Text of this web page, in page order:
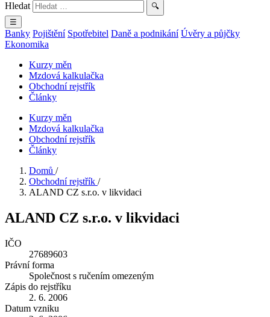
Hledat
🔍
☰
Banky Pojištění Spotřebitel Daně a podnikání Úvěry a půjčky
Ekonomika
Kurzy měn
Mzdová kalkulačka
Obchodní rejstřík
Články
Kurzy měn
Mzdová kalkulačka
Obchodní rejstřík
Články
Domů /
Obchodní rejstřík /
ALAND CZ s.r.o. v likvidaci
ALAND CZ s.r.o. v likvidaci
IČO
27689603
Právní forma
Společnost s ručením omezeným
Zápis do rejstříku
2. 6. 2006
Datum vzniku